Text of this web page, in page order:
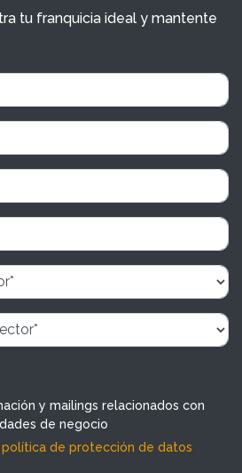
tu franquicia ideal y mantente
y mailings relacionados con
de negocio
política de protección de datos